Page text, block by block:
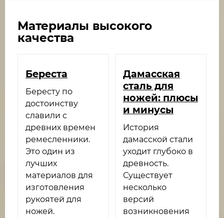
Материалы высокого
качества
Береста
Бересту по
достоинству
славили с
древних времен
ремесленники.
Это один из
лучших
материалов для
изготовления
рукоятей для
ножей.
Дамасская
сталь для
ножей: плюсы
и минусы
История
дамасской стали
уходит глубоко в
древность.
Существует
несколько
версий
возникновения